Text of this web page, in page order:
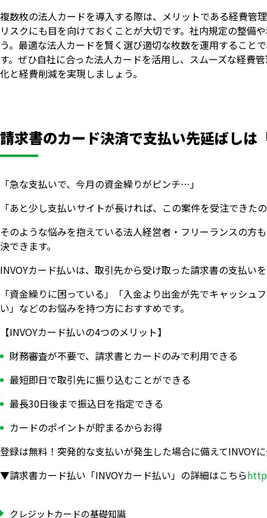
複数枚の法人カードを導入する際は、メリットである経費管
リスクにも目を向けておくことが大切です。社内規定の整備
う。最適な法人カードを賢く選び適切な枚数を運用すること
す。ぜひ自社に合った法人カードを活用し、スムーズな経費
化と経費削減を実現しましょう。
請求書のカード決済で支払い先延ばしは
「急な支払いで、今月の資金繰りがピンチ…」
「あと少し支払いサイトが長ければ、この案件を受注できた
そのような悩みを抱えている法人経営者・フリーランスの方
決できます。
INVOYカード払いは、取引先から受け取った請求書の支払い
「資金繰りに困っている」「入金より出金が先でキャッシ
い」などのお悩みを持つ方におすすめです。
【INVOYカード払いの4つのメリット】
財務審査が不要で、請求書とカードのみで利用できる
最短即日で取引先に振り込むことができる
最長30日後まで振込日を指定できる
カードのポイントが貯まるからお得
登録は無料！突発的な支払いが発生した場合に備えてINVOY
▼請求書カード払い「INVOYカード払い」の詳細はこちら
クレジットカードの基礎知識